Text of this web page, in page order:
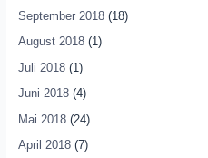
September 2018(18)
August 2018(1)
Juli 2018(1)
Juni 2018(4)
Mai 2018(24)
April 2018(7)